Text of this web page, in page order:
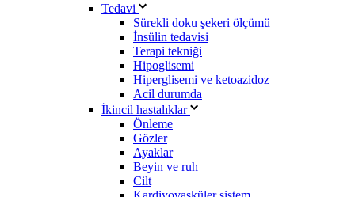
Tedavi
Sürekli doku şekeri ölçümü
İnsülin tedavisi
Terapi tekniği
Hipoglisemi
Hiperglisemi ve ketoazidoz
Acil durumda
İkincil hastalıklar
Önleme
Gözler
Ayaklar
Beyin ve ruh
Cilt